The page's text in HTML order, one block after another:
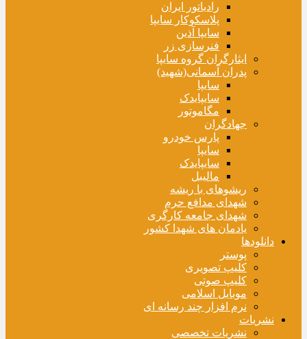
رادیاتور ایران
پلاسکوکار سایپا
سایپا آذین
فنرسازی زر
ایثارگران گروه سایپا
پدران آسمانی(شهید)
سایپا
سایپایدک
مگاموتور
جهادگران
پارس خودرو
سایپا
سایپایدک
مالیبل
ریشوهای با ریشه
شهدای مدافع حرم
شهدای جامعه کارگری
یادمان های شهدا کشور
دانلودها
پوستر
کلیپ تصویری
کلیپ صوتی
موبایل اسلامی
نرم افزار چند رسانه ای
نشریات
نشریات تخصصی